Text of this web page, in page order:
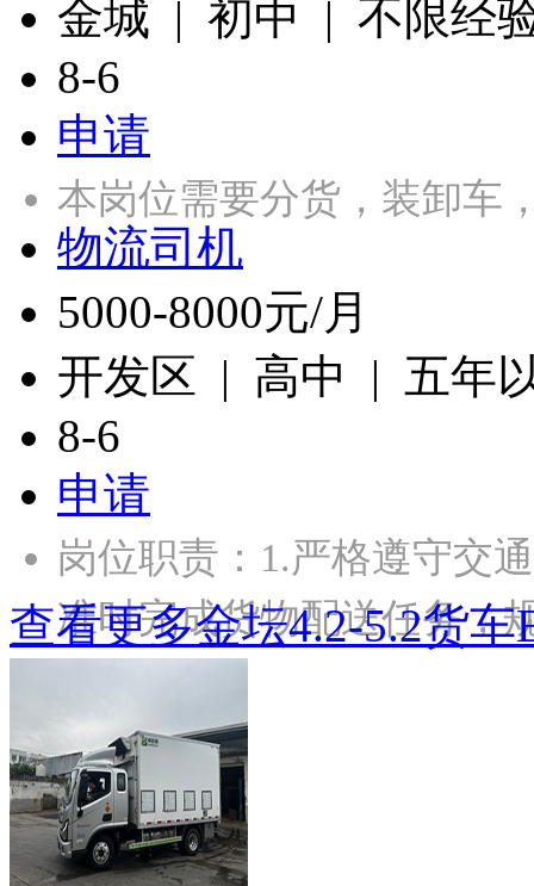
金城 | 初中 | 不限经
8-6
申请
本岗位需要分货，装卸
物流司机
5000-8000元/月
开发区 | 高中 | 五年
8-6
申请
岗位职责：1.严格遵守交
准时完成货物配送任务
查看更多金坛4.2-5.2货